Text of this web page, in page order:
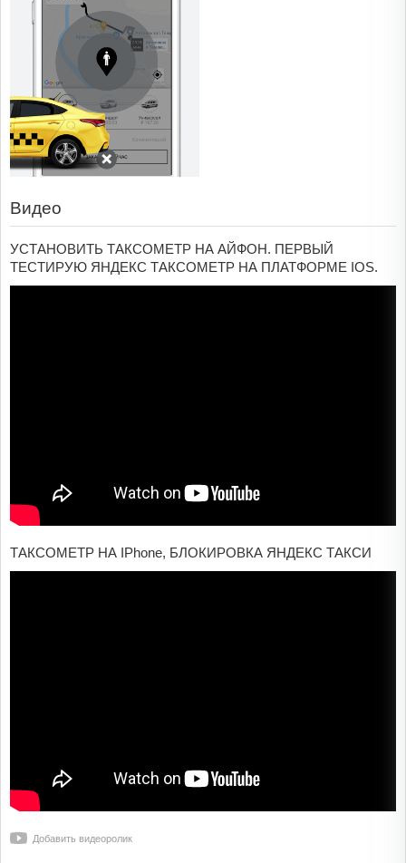
Видео
УСТАНОВИТЬ ТАКСОМЕТР НА АЙФОН. ПЕРВЫЙ
ТЕСТИРУЮ ЯНДЕКС ТАКСОМЕТР НА ПЛАТФОРМЕ IOS.
ТАКСОМЕТР НА IPhone, БЛОКИРОВКА ЯНДЕКС ТАКСИ
Добавить видеоролик